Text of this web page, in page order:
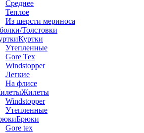
Среднее
Теплое
Из шерсти мериноса
Толстовки
Куртки
Утепленные
Gore Tex
Windstopper
Легкие
На флисе
Жилеты
Windstopper
Утепленные
Брюки
Gore tex